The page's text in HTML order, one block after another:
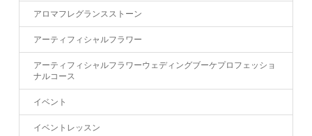
アロマフレグランスストーン
アーティフィシャルフラワー
アーティフィシャルフラワーウェディングブーケプロフェッショ
ナルコース
イベント
イベントレッスン